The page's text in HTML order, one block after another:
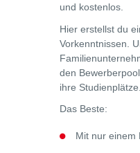
und kostenlos.
Hier erstellst du
Vorkenntnissen.
den
ihre Studienplätze.
Das Beste:
Mit nur einem